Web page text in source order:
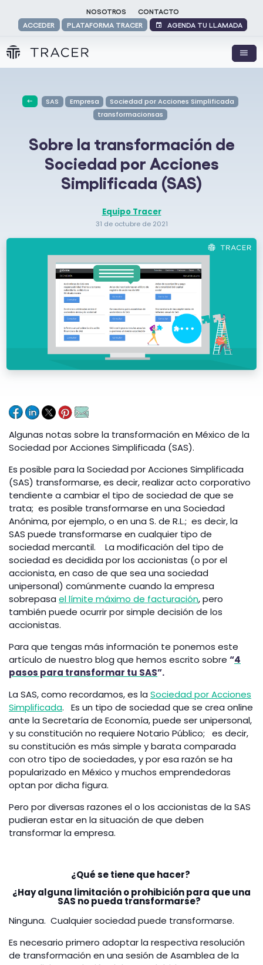
NOSOTROS
CONTACTO
ACCEDER
PLATAFORMA TRACER AGENDA TU LLAMADA
SAS Empresa
Sociedad por Acciones Simplificada
transformacionsas
Sobre la transformación de
Sociedad por Acciones
Simplificada (SAS)
Equipo Tracer
31 de octubre de 2021
Algunas notas sobre la transformación en México de la
Sociedad por Acciones Simplificada (SAS).
Es posible para la Sociedad por Acciones Simplificada
(SAS) transformarse, es decir, realizar acto corporativo
tendiente a cambiar el tipo de sociedad de que se
trata; es posible transformarse en una Sociedad
Anónima, por ejemplo, o en una S. de R.L.; es decir, la
SAS puede transformarse en cualquier tipo de
sociedad mercantil. La modificación del tipo de
sociedad es decidida por los accionistas (o por el
accionista, en caso de que sea una sociedad
unipersonal) comúnmente cuando la empresa
sobrepasa el límite máximo de facturación, pero
también puede ocurrir por simple decisión de los
accionistas.
Para que tengas más información te ponemos este
artículo de nuestro blog que hemos escrito sobre “4
pasos para transformar tu SAS”.
La SAS, como recordamos, es la Sociedad por Acciones
Simplificada. Es un tipo de sociedad que se crea online
ante la Secretaría de Economía, puede ser unipersonal,
y su constitución no requiere Notario Público; es decir,
su constitución es más simple y barata comparada
con otro tipo de sociedades, y por esa razón se ha
popularizado en México y muchos emprendedoras
optan por dicha figura.
Pero por diversas razones el o los accionistas de la SAS
pudieran estar en la situación de que deben
transformar la empresa.
¿Qué se tiene que hacer?
¿Hay alguna limitación o prohibición para que una
SAS no pueda transformarse?
Ninguna. Cualquier sociedad puede transformarse.
Es necesario primero adoptar la respectiva resolución
de transformación en una sesión de Asamblea de la